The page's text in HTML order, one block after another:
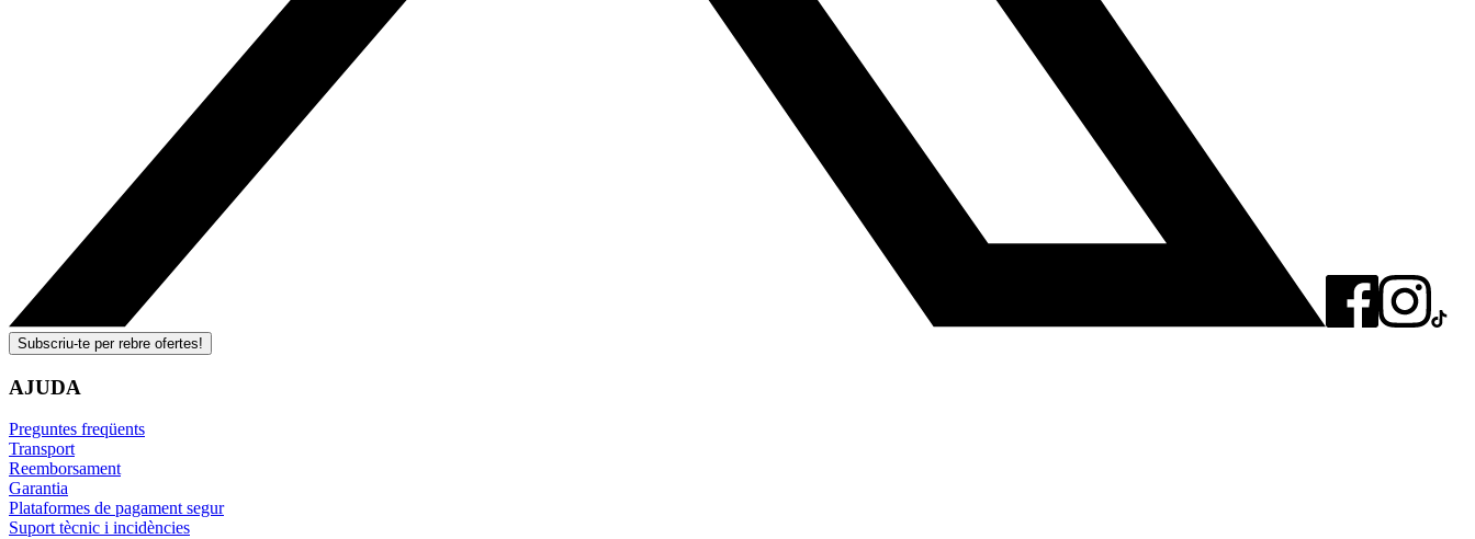
Subscriu-te per rebre ofertes!
AJUDA
Preguntes freqüents
Transport
Reemborsament
Garantia
Plataformes de pagament segur
Suport tècnic i incidències